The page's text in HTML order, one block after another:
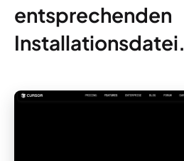
entsprechenden
Installationsdatei.